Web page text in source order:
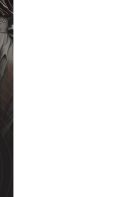
OKK
Mencetak
dan Terpercaya